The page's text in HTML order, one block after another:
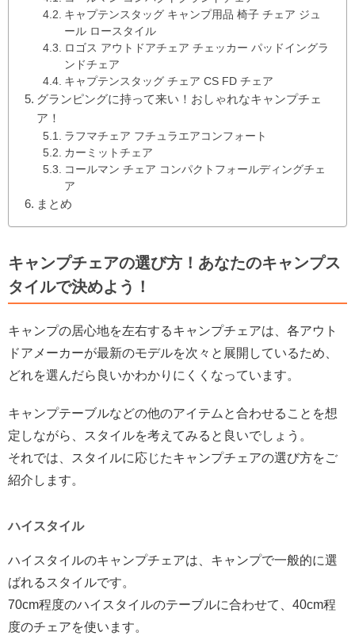
キャプテンスタッグ キャンプ用品 椅子 チェア ジュ
ール ロースタイル
ロゴス アウトドアチェア チェッカー パッドイングラ
ンドチェア
キャプテンスタッグ チェア CS FD チェア
グランピングに持って来い！おしゃれなキャンプチェ
ア！
ラフマチェア フチュラエアコンフォート
カーミットチェア
コールマン チェア コンパクトフォールディングチェ
ア
まとめ
キャンプチェアの選び方！あなたのキャンプス
タイルで決めよう！
キャンプの居心地を左右するキャンプチェアは、各アウト
ドアメーカーが最新のモデルを次々と展開しているため、
どれを選んだら良いかわかりにくくなっています。
キャンプテーブルなどの他のアイテムと合わせることを想
定しながら、スタイルを考えてみると良いでしょう。
それでは、スタイルに応じたキャンプチェアの選び方をご
紹介します。
ハイスタイル
ハイスタイルのキャンプチェアは、キャンプで一般的に選
ばれるスタイルです。
70cm程度のハイスタイルのテーブルに合わせて、40cm程
度のチェアを使います。